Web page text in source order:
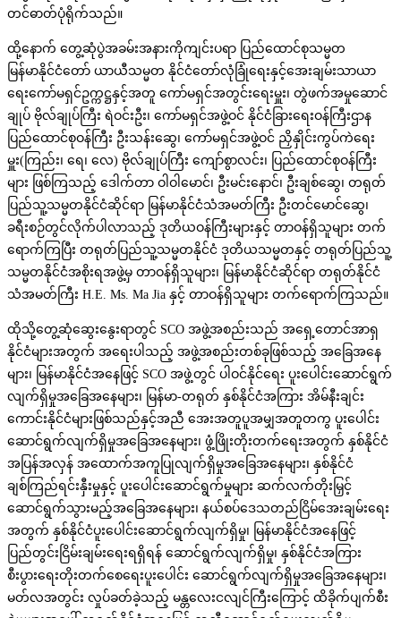
တင်ဓာတ်ပုံရိုက်သည်။
ထို့နောက် တွေ့ဆုံပွဲအခမ်းအနားကိုကျင်းပရာ ပြည်ထောင်စုသမ္မတ
မြန်မာနိုင်ငံတော် ယာယီသမ္မတ နိုင်ငံတော်လုံခြုံရေးနှင့်အေးချမ်းသာယာ
ရေးကော်မရှင်ဥက္ကဋ္ဌနှင့်အတူ ကော်မရှင်အတွင်းရေးမှူး၊ တွဲဖက်အမှုဆောင်
ချုပ် ဗိုလ်ချုပ်ကြီး ရဲဝင်းဦး၊ ကော်မရှင်အဖွဲ့ဝင် နိုင်ငံခြားရေးဝန်ကြီးဌာန
ပြည်ထောင်စုဝန်ကြီး ဦးသန်းဆွေ၊ ကော်မရှင်အဖွဲ့ဝင် ညှိနှိုင်းကွပ်ကဲရေး
မှူး(ကြည်း၊ ရေ၊ လေ) ဗိုလ်ချုပ်ကြီး ကျော်စွာလင်း၊ ပြည်ထောင်စုဝန်ကြီး
များ ဖြစ်ကြသည့် ဒေါက်တာ ဝါဝါမောင်၊ ဦးမင်းနောင်၊ ဦးချစ်ဆွေ၊ တရုတ်
ပြည်သူ့သမ္မတနိုင်ငံဆိုင်ရာ မြန်မာနိုင်ငံသံအမတ်ကြီး ဦးတင်မောင်ဆွေ၊
ခရီးစဉ်တွင်လိုက်ပါလာသည့် ဒုတိယဝန်ကြီးများနှင့် တာဝန်ရှိသူများ တက်
ရောက်ကြပြီး တရုတ်ပြည်သူ့သမ္မတနိုင်ငံ ဒုတိယသမ္မတနှင့် တရုတ်ပြည်သူ့
သမ္မတနိုင်ငံအစိုးရအဖွဲ့မှ တာဝန်ရှိသူများ၊ မြန်မာနိုင်ငံဆိုင်ရာ တရုတ်နိုင်ငံ
သံအမတ်ကြီး H.E. Ms. Ma Jia နှင့် တာဝန်ရှိသူများ တက်ရောက်ကြသည်။
ထိုသို့တွေ့ဆုံဆွေးနွေးရာတွင် SCO အဖွဲ့အစည်းသည် အရှေ့တောင်အာရှ
နိုင်ငံများအတွက် အရေးပါသည့် အဖွဲ့အစည်းတစ်ခုဖြစ်သည့် အခြေအနေ
များ၊ မြန်မာနိုင်ငံအနေဖြင့် SCO အဖွဲ့တွင် ပါဝင်နိုင်ရေး ပူးပေါင်းဆောင်ရွက်
လျက်ရှိမှုအခြေအနေများ၊ မြန်မာ-တရုတ် နှစ်နိုင်ငံအကြား အိမ်နီးချင်း
ကောင်းနိုင်ငံများဖြစ်သည်နှင့်အညီ အေးအတူပူအမျှအတူတကွ ပူးပေါင်း
ဆောင်ရွက်လျက်ရှိမှုအခြေအနေများ၊ ဖွံ့ဖြိုးတိုးတက်ရေးအတွက် နှစ်နိုင်ငံ
အပြန်အလှန် အထောက်အကူပြုလျက်ရှိမှုအခြေအနေများ၊ နှစ်နိုင်ငံ
ချစ်ကြည်ရင်းနှီးမှုနှင့် ပူးပေါင်းဆောင်ရွက်မှုများ ဆက်လက်တိုးမြှင့်
ဆောင်ရွက်သွားမည့်အခြေအနေများ၊ နယ်စပ်ဒေသတည်ငြိမ်အေးချမ်းရေး
အတွက် နှစ်နိုင်ငံပူးပေါင်းဆောင်ရွက်လျက်ရှိမှု၊ မြန်မာနိုင်ငံအနေဖြင့်
ပြည်တွင်းငြိမ်းချမ်းရေးရရှိရန် ဆောင်ရွက်လျက်ရှိမှု၊ နှစ်နိုင်ငံအကြား
စီးပွားရေးတိုးတက်စေရေးပူးပေါင်း ဆောင်ရွက်လျက်ရှိမှုအခြေအနေများ၊
မတ်လအတွင်း လှုပ်ခတ်ခဲ့သည့် မန္တလေးငလျင်ကြီးကြောင့် ထိခိုက်ပျက်စီး